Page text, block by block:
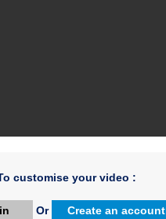
customise your video :
Or Create an account